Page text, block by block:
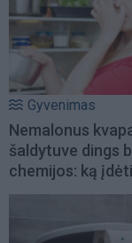
Gyvenimas
Nemalonus
šaldytuve dings
chemijos: ką